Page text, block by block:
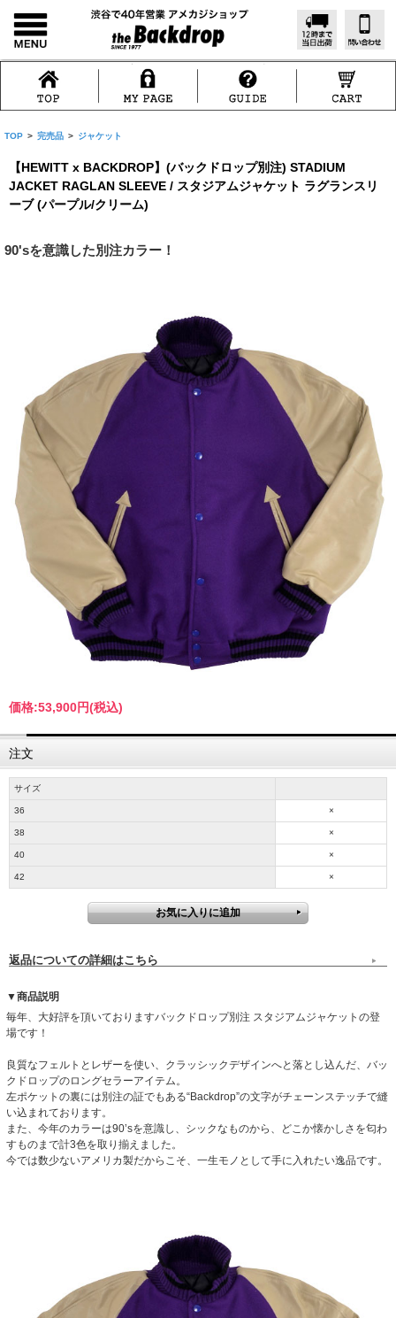
TOP > 完売品 > ジャケット
【HEWITT x BACKDROP】(バックドロップ別注) STADIUM
JACKET RAGLAN SLEEVE / スタジアムジャケット ラグランスリ
ーブ (パープル/クリーム)
90'sを意識した別注カラー！
価格:53,900円(税込)
注文
サイズ
36 ×
38 ×
40 ×
42 ×
返品についての詳細はこちら
▼商品説明
毎年、大好評を頂いておりますバックドロップ別注 スタジアムジャケットの登
場です！
良質なフェルトとレザーを使い、クラッシックデザインへと落とし込んだ、バッ
クドロップのロングセラーアイテム。
左ポケットの裏には別注の証でもある“Backdrop”の文字がチェーンステッチで縫
い込まれております。
また、今年のカラーは90’sを意識し、シックなものから、どこか懐かしさを匂わ
すものまで計3色を取り揃えました。
今では数少ないアメリカ製だからこそ、一生モノとして手に入れたい逸品です。